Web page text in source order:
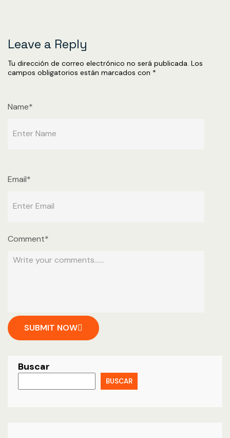
Buscar
BUSCAR
Leave a Reply
Tu dirección de correo electrónico no será publicada. Los
campos obligatorios están marcados con *
Comment*
Name*
Email*
SUBMIT NOW